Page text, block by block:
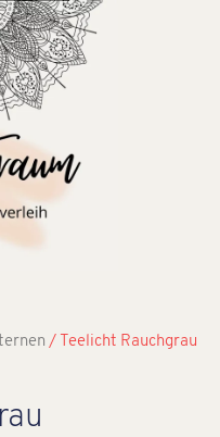
/ Teelicht Rauchgrau